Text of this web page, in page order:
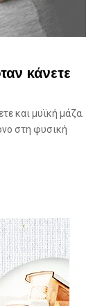
κάνετε
και μυϊκή μάζα.
στη φυσική